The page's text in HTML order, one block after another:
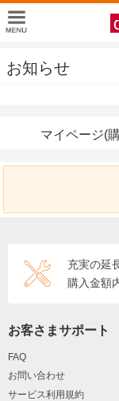
お知らせ
マイページ(
充実の延
購入金額
お客さまサポート
FAQ
お問い合わせ
サービス利用規約